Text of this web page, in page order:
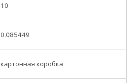
10
0.085449
картонная коробка